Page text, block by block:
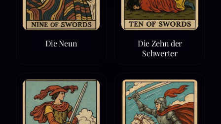
Die Neun
Die Zehn der
Schwerter